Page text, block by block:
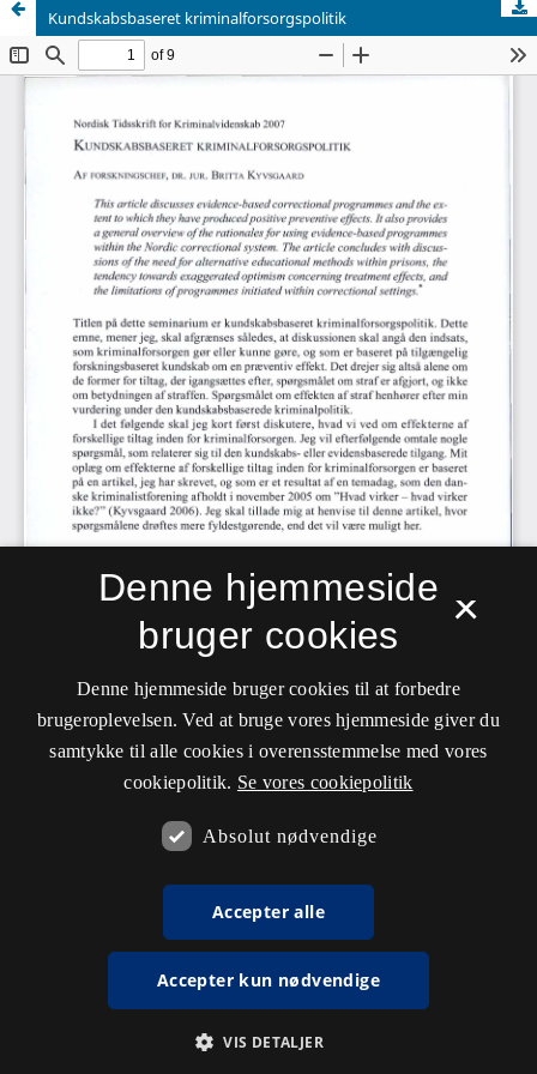
Kundskabsbaseret kriminalforsorgspolitik
×
Denne hjemmeside
bruger cookies
Denne hjemmeside bruger cookies til at forbedre
brugeroplevelsen. Ved at bruge vores hjemmeside giver du
samtykke til alle cookies i overensstemmelse med vores
cookiepolitik. Se vores cookiepolitik
Absolut nødvendige
Accepter alle
Accepter kun nødvendige
VIS DETALJER